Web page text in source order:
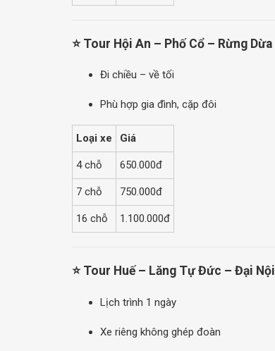
⭐ Tour Hội An – Phố Cổ – Rừng Dừa
Đi chiều – về tối
Phù hợp gia đình, cặp đôi
Loại xe Giá
4 chỗ 650.000đ
7 chỗ 750.000đ
16 chỗ 1.100.000đ
⭐ Tour Huế – Lăng Tự Đức – Đại Nội
Lịch trình 1 ngày
Xe riêng không ghép đoàn